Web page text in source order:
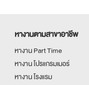
หางานตามสาขาอาชีพ
หางาน Part Time
หางาน โปรแกรมเมอร์
หางาน โรงแรม